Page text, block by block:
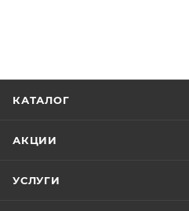
КАТАЛОГ
АКЦИИ
УСЛУГИ